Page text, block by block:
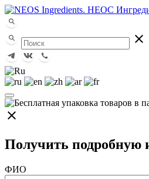
close
close
Получить
ФИО